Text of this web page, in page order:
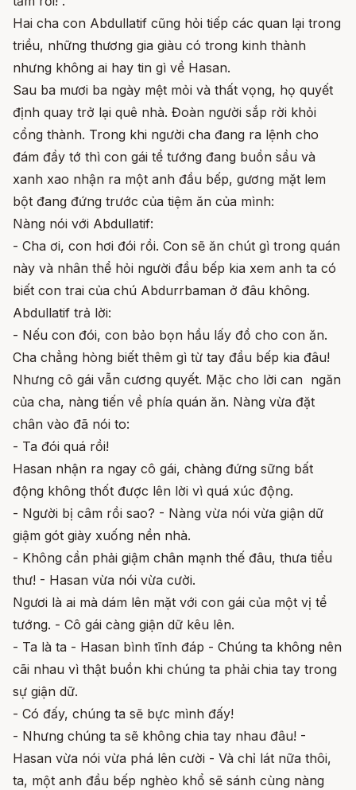
Hai cha con Abdullatif cũng hỏi tiếp các quan lại trong
triều, những thương gia giàu có trong kinh thành
nhưng không ai hay tin gì về Hasan.
Sau ba mươi ba ngày mệt mỏi và thất vọng, họ quyết
định quay trở lại quê nhà. Đoàn người sắp rời khỏi
cổng thành. Trong khi người cha đang ra lệnh cho
đám đầy tớ thì con gái tể tướng đang buồn sầu và
xanh xao nhận ra một anh đầu bếp, gương mặt lem
bột đang đứng trước của tiệm ăn của mình:
Nàng nói với Abdullatif:
- Cha ơi, con hơi đói rồi. Con sẽ ăn chút gì trong quán
này và nhân thể hỏi người đầu bếp kia xem anh ta có
biết con trai của chú Abdurrbaman ở đâu không.
Abdullatif trả lời:
- Nếu con đói, con bảo bọn hầu lấy đồ cho con ăn.
Cha chẳng hòng biết thêm gì từ tay đầu bếp kia đâu!
Nhưng cô gái vẫn cương quyết. Mặc cho lời can ngăn
của cha, nàng tiến về phía quán ăn. Nàng vừa đặt
chân vào đã nói to:
- Ta đói quá rồi!
Hasan nhận ra ngay cô gái, chàng đứng sững bất
động không thốt được lên lời vì quá xúc động.
- Người bị câm rồi sao? - Nàng vừa nói vừa giận dữ
giậm gót giày xuống nền nhà.
- Không cần phải giậm chân mạnh thế đâu, thưa tiểu
thư! - Hasan vừa nói vừa cười.
Ngươi là ai mà dám lên mặt với con gái của một vị tể
tướng. - Cô gái càng giận dữ kêu lên.
- Ta là ta - Hasan bình tĩnh đáp - Chúng ta không nên
cãi nhau vì thật buồn khi chúng ta phải chia tay trong
sự giận dữ.
- Có đấy, chúng ta sẽ bực mình đấy!
- Nhưng chúng ta sẽ không chia tay nhau đâu! -
Hasan vừa nói vừa phá lên cười - Và chỉ lát nữa thôi,
ta, một anh đầu bếp nghèo khổ sẽ sánh cùng nàng